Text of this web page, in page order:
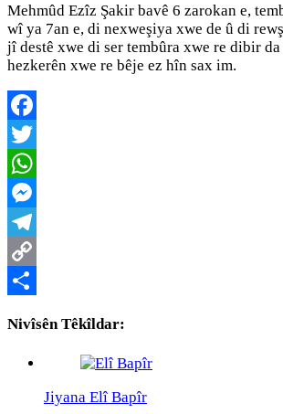
Mehmûd Ezîz Şakir bavê 6 zarokan e,
wî ya 7an e, di nexweşiya xwe de û di
jî destê xwe di ser tembûra xwe re dibir
hezkerên xwe re bêje ez hîn sax im.
Facebook
Twitter
WhatsApp
Messenger
Telegram
Copy
Nivîsên Têkîldar:
Jiyana Elî Bapîr